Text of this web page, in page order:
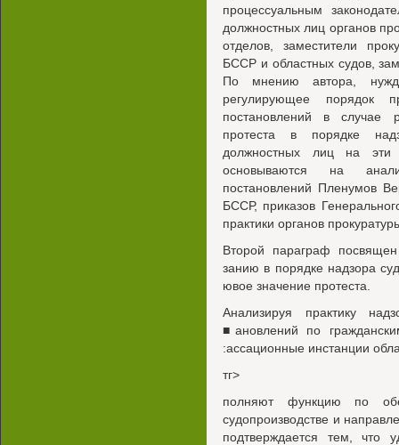
процессуальным
должностных лиц органов
отделов, заместители
БССР и областных судов,
По мнению автора,
регулирующее порядок
постановлений в случае
протеста в порядке
должностных лиц на эти
основываются на
постановлений Пленумов
БССР, приказов
практики органов
Второй параграф
занию в порядке надзора
ювое значение протеста.
Анализируя практику
■ановлений по
:ассационные инстанции
тг>
полняют функцию по
судопроизводстве и
подтверждается тем, что